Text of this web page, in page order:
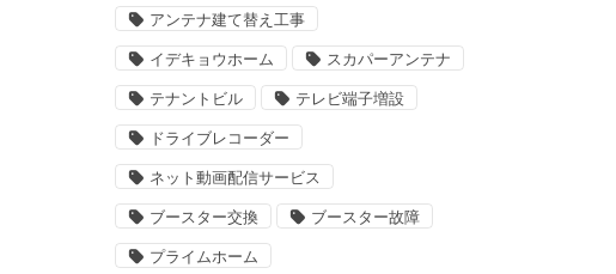
アンテナ建て替え工事
イデキョウホーム スカパーアンテナ
テナントビル テレビ端子増設
ドライブレコーダー
ネット動画配信サービス
ブースター交換 ブースター故障
プライムホーム